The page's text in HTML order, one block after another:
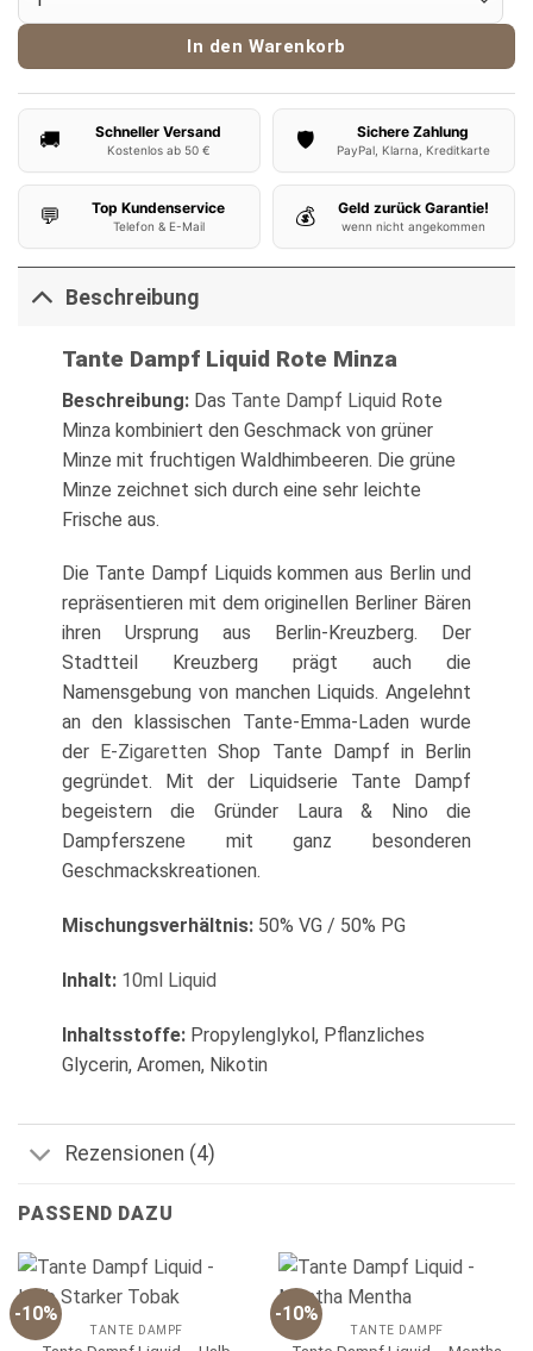
In den Warenkorb
🚚 Schneller Versand
Kostenlos ab 50 € 🛡️ Sichere Zahlung
PayPal, Klarna, Kreditkarte
💬 Top Kundenservice
Telefon & E-Mail 💰 Geld zurück Garantie!
wenn nicht angekommen
Beschreibung
Tante Dampf Liquid Rote Minza
Beschreibung: Das Tante Dampf Liquid Rote
Minza kombiniert den Geschmack von grüner
Minze mit fruchtigen Waldhimbeeren. Die grüne
Minze zeichnet sich durch eine sehr leichte
Frische aus.
Die Tante Dampf Liquids kommen aus Berlin und
repräsentieren mit dem originellen Berliner Bären
ihren Ursprung aus Berlin-Kreuzberg. Der
Stadtteil Kreuzberg prägt auch die
Namensgebung von manchen Liquids. Angelehnt
an den klassischen Tante-Emma-Laden wurde
der
E-Zigaretten Shop Tante Dampf in Berlin
gegründet. Mit der Liquidserie Tante Dampf
begeistern die Gründer Laura & Nino die
Dampferszene mit ganz besonderen
Geschmackskreationen.
Mischungsverhältnis:50% VG / 50% PG
Inhalt: 10ml Liquid
Inhaltsstoffe:Propylenglykol, Pflanzliches
Glycerin, Aromen, Nikotin
Rezensionen (4)
PASSEND DAZU
-10%
TANTE DAMPF
-10%
TANTE DAMPF